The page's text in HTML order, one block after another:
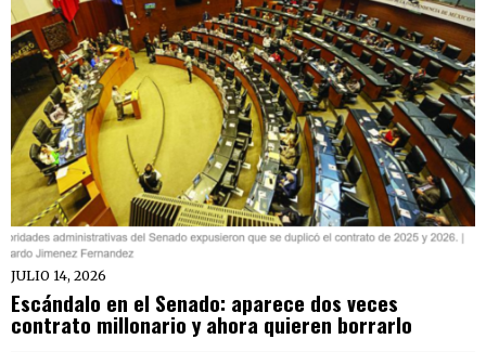
JULIO 14, 2026
Escándalo en el Senado: aparece dos veces
contrato millonario y ahora quieren borrarlo